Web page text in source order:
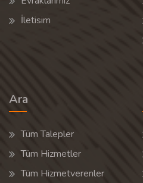
İletisim
Ara
Tüm Talepler
Tüm Hizmetler
Tüm Hizmetverenler